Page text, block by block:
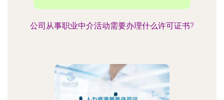
公司从事职业中介活动需要办理什么许可证书?